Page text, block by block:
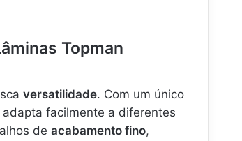
Topman
versatilidade. Com um único
facilmente a diferentes
de acabamento fino,